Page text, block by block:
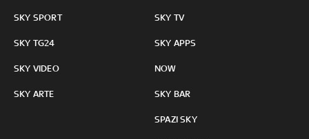
SKY SPORT
SKY TG24
SKY VIDEO
SKY ARTE
SKY TV
SKY APPS
NOW
SKY BAR
SPAZI SKY